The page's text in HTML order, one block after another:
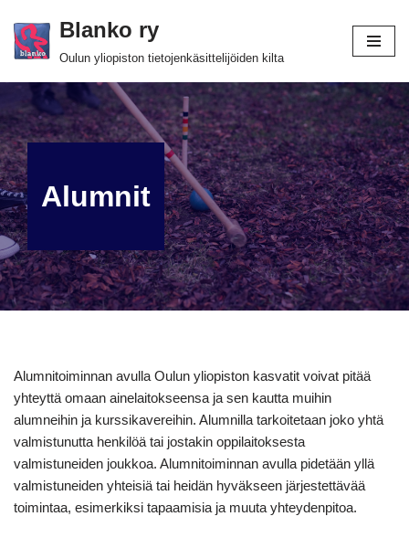
Siirry
sisältöön
Blanko ry
Oulun yliopiston tietojenkäsittelijöiden kilta
Alumnit
Alumnitoiminnan avulla Oulun yliopiston kasvatit voivat pitää
yhteyttä omaan ainelaitokseensa ja sen kautta muihin
alumneihin ja kurssikavereihin. Alumnilla tarkoitetaan joko yhtä
valmistunutta henkilöä tai jostakin oppilaitoksesta
valmistuneiden joukkoa. Alumnitoiminnan avulla pidetään yllä
valmistuneiden yhteisiä tai heidän hyväkseen järjestettävää
toimintaa, esimerkiksi tapaamisia ja muuta yhteydenpitoa.